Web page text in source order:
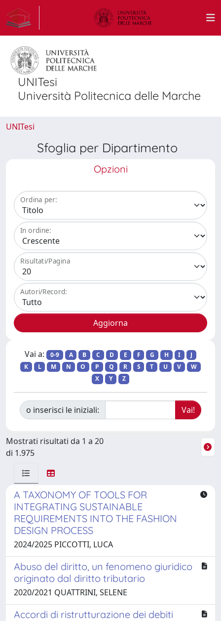
UNITesi
Università Politecnica delle Marche
UNITesi
Sfoglia per Dipartimento
Opzioni
Ordina per:
In ordine:
Risultati/Pagina
Autori/Record:
Vai a: 0-9 A B C D E F G H I
J
K
L M N O P Q R S T U V
W
X
Y Z
o inserisci le iniziali:
Mostrati risultati da 1 a 20
di 1.975
A TAXONOMY OF TOOLS FOR
INTEGRATING SUSTAINABLE
REQUIREMENTS INTO THE FASHION
DESIGN PROCESS
2024/2025 PICCOTTI, LUCA
Abuso del diritto, un fenomeno giuridico
originato dal diritto tributario
2020/2021 QUATTRINI, SELENE
Accordi di ristrutturazione dei debiti